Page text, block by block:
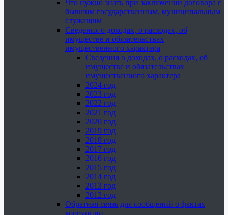
Что нужно знать при заключении договора с
бывшим государственным, муниципальным
служащим
Сведения о доходах, о расходах, об
имуществе и обязательствах
имущественного характера
Сведения о доходах, о расходах, об
имуществе и обязательствах
имущественного характера
2024 год
2023 год
2022 год
2021 год
2020 год
2019 год
2018 год
2017 год
2016 год
2015 год
2014 год
2013 год
2012 год
Обратная связь для сообщений о фактах
коррупции